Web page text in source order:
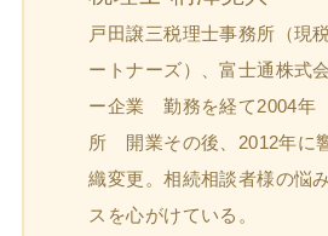
戸田譲三税理士事務所（現
ートナーズ）、富士通株式
ー企業 勤務を経て2004年
所 開業その後、2012年に
織変更。相続相談者様の悩
スを心がけている。